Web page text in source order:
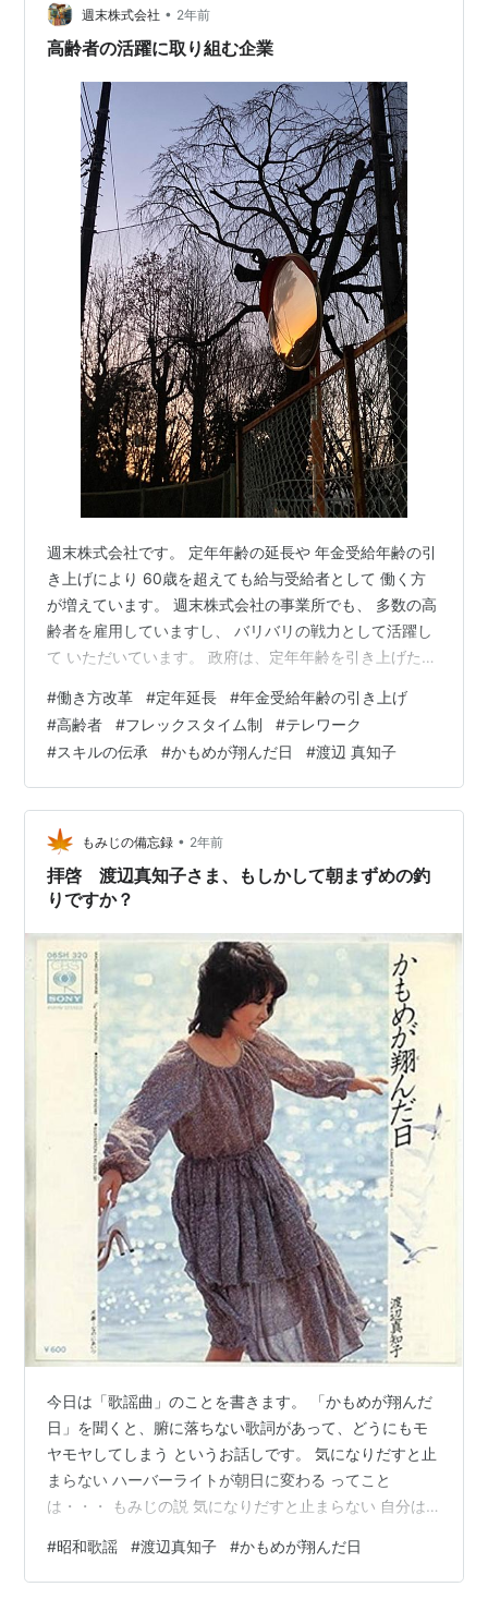
バーライトが 朝日にかわる そのとき一羽の かもめが翔
んだ ひとはどうして 哀しくなると 海をみつめに 来るの
週末株式会社 • 2年前
高齢者の活躍に取り組む企業
週末株式会社です。 定年年齢の延長や 年金受給年齢の引
き上げにより 60歳を超えても給与受給者として 働く方
が増えています。 週末株式会社の事業所でも、 多数の高
齢者を雇用していますし、 バリバリの戦力として活躍し
て いただいています。 政府は、定年年齢を引き上げた
機会を拡大しています。 年齢や経験ではなく、 個人の能
力やスキルに基づいて評価し、 仕事を与えることで、高
齢者の能力を 最大限に活かすことを目指しています。 も
ちろん、長く期間働くことで 税収の増加や社会保障の担
い手としての 狙いも見え見えです。 長い期間働くこと
は、高齢者の健康…
#働き方改革 #定年延長 #年金受給年齢の引き上げ
#高齢者 #フレックスタイム制 #テレワーク
#スキルの伝承 #かもめが翔んだ日 #渡辺 真知子
もみじの備忘録 • 2年前
拝啓 渡辺真知子さま、もしかして朝まずめの釣
りですか？
今日は「歌謡曲」のことを書きます。 「かもめが翔んだ
日」を聞くと、腑に落ちない歌詞があって、どうにもモ
ヤモヤしてしまう というお話しです。 気になりだすと止
まらない ハーバーライトが朝日に変わる ってこと
は・・・ もみじの説 気になりだすと止まらない 自分は
わざなども不思議に思ってしまい、無駄に「なにこ
れ？」「なんで？」と考えてしまうことがあります。
#昭和歌謡 #渡辺真知子 #かもめが翔んだ日